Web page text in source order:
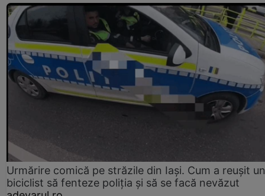
Urmărire comică pe străzile din Iași. Cum a reușit un
biciclist să fenteze poliția și să se facă nevăzut